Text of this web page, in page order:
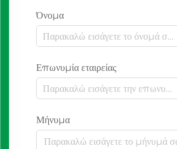
Όνομα
Επωνυμία εταιρείας
Μήνυμα